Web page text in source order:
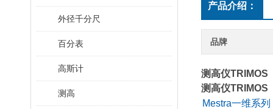
外径千分尺
百分表
高斯计
测高
产品介绍：
品牌
测高仪
测高仪
Mestra一维系列